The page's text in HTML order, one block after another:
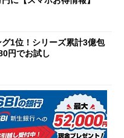
1位！シリーズ累計3億包
円でお試し